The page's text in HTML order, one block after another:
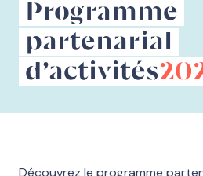
Programme
partenarial
d’activités
Découvrez le programme